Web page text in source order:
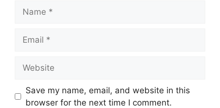
Save my name, email, and website in this
browser for the next time I comment.